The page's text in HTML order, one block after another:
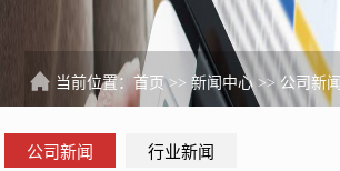
当前位置：首页 >>新闻中心>>公司新闻
公司新闻 行业新闻